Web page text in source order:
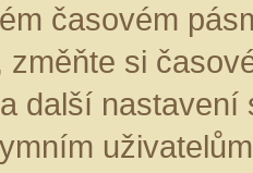
časovém
změňte si
další